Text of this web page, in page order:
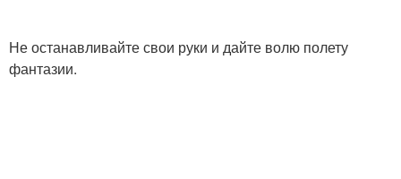
Не останавливайте свои руки и дайте волю полету
фантазии.